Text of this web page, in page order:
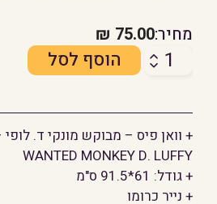
מחיר:75.00
₪
כמות
וואן
פיס
-
מבוקש
מונקי
הוסף לסל
WANTED MONKEY D. LUFFY
+ גודל: 61*91.5 ס"מ
+ נייר כרומו